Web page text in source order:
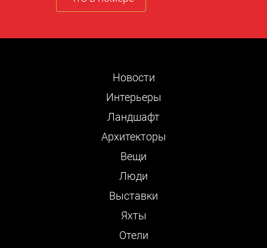
Новости
Интерьеры
Ландшафт
Архитекторы
Вещи
Люди
Выставки
Яхты
Отели